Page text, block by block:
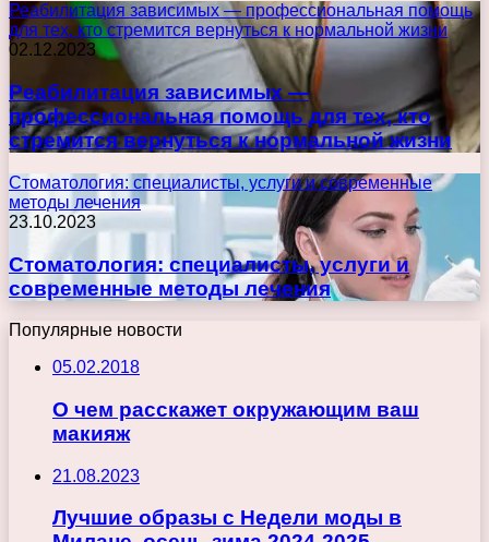
Реабилитация зависимых — профессиональная помощь
для тех, кто стремится вернуться к нормальной жизни
02.12.2023
Реабилитация зависимых —
профессиональная помощь для тех, кто
стремится вернуться к нормальной жизни
Стоматология: специалисты, услуги и современные
методы лечения
23.10.2023
Стоматология: специалисты, услуги и
современные методы лечения
Популярные новости
05.02.2018
О чем расскажет окружающим ваш
макияж
21.08.2023
Лучшие образы с Недели моды в